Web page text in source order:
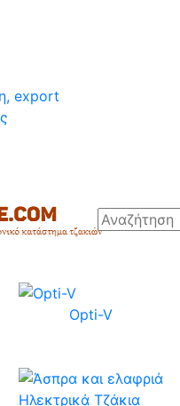
export
Opti-V